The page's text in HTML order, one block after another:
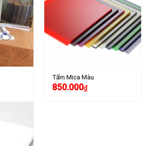
Tấm Mica Màu
850.000₫